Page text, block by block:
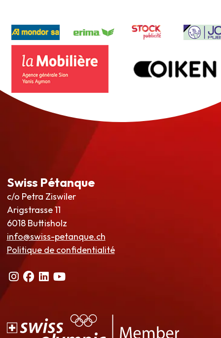
Swiss Pétanque
c/o Petra Ziswiler
Arigstrasse 11
6018 Buttisholz
info@swiss-petanque.ch
Politique de confidentialité